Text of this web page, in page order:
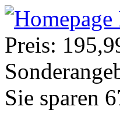
Preis:
Sie sparen